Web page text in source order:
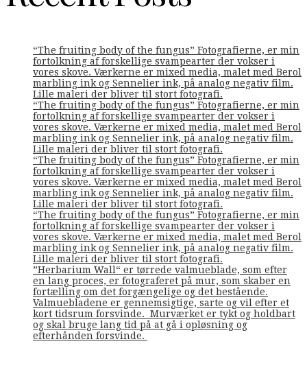
“The fruiting body of the fungus” Fotografierne, er min
fortolkning af forskellige svampearter der vokser i
vores skove. Værkerne er mixed media, malet med Berol
marbling ink og Sennelier ink, på analog negativ film.
Lille maleri der bliver til stort fotografi.
“The fruiting body of the fungus” Fotografierne, er min
fortolkning af forskellige svampearter der vokser i
vores skove. Værkerne er mixed media, malet med Berol
marbling ink og Sennelier ink, på analog negativ film.
Lille maleri der bliver til stort fotografi.
“The fruiting body of the fungus” Fotografierne, er min
fortolkning af forskellige svampearter der vokser i
vores skove. Værkerne er mixed media, malet med Berol
marbling ink og Sennelier ink, på analog negativ film.
Lille maleri der bliver til stort fotografi.
“The fruiting body of the fungus” Fotografierne, er min
fortolkning af forskellige svampearter der vokser i
vores skove. Værkerne er mixed media, malet med Berol
marbling ink og Sennelier ink, på analog negativ film.
Lille maleri der bliver til stort fotografi.
”Herbarium Wall“ er tørrede valmueblade, som efter
en lang proces, er fotograferet på mur, som skaber en
fortælling om det forgængelige og det bestående.
Valmuebladene er gennemsigtige, sarte og vil efter et
kort tidsrum forsvinde. Murværket er tykt og holdbart
og skal bruge lang tid på at gå i opløsning og
efterhånden forsvinde.